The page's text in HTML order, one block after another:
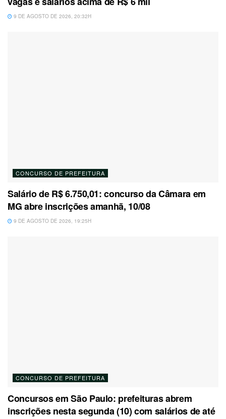
9 DE AGOSTO DE 2026, 20:32H
CONCURSO DE PREFEITURA
Salário de R$ 6.750,01: concurso da Câmara em
MG abre inscrições amanhã, 10/08
9 DE AGOSTO DE 2026, 19:25H
CONCURSO DE PREFEITURA
Concursos em São Paulo: prefeituras abrem
inscrições nesta segunda (10) com salários de até